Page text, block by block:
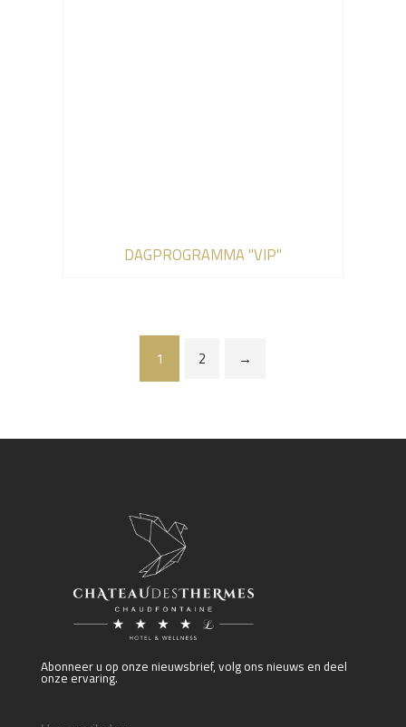
DAGPROGRAMMA "VIP"
1 2 →
Abonneer u op onze nieuwsbrief, volg ons nieuws en deel
onze ervaring.